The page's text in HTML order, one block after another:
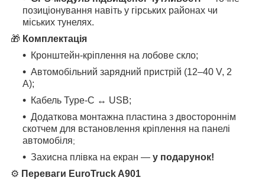
позиціонування навіть у гірських районах чи
міських тунелях.
🎁 Комплектація
Кронштейн-кріплення на лобове скло;
Автомобільний зарядний пристрій (12–40 V, 2
A);
Кабель Type-C ↔ USB;
Додаткова монтажна пластина з двостороннім
скотчем для встановлення кріплення на панелі
автомобіля;
Захисна плівка на екран — у подарунок!
⚙️ Переваги EuroTruck A901